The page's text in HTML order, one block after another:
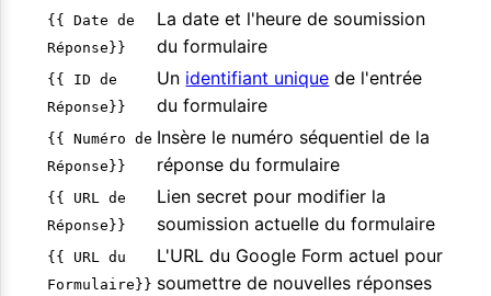
{{ Date de
Réponse}}
La date et l'heure de soumission
du formulaire
{{ ID de
Réponse}}
Un identifiant unique de l'entrée
du formulaire
{{ Numéro de
Réponse}}
Insère le numéro séquentiel de la
réponse du formulaire
{{ URL de
Réponse}}
Lien secret pour modifier la
soumission actuelle du formulaire
{{ URL du
Formulaire}}
L'URL du Google Form actuel pour
soumettre de nouvelles réponses